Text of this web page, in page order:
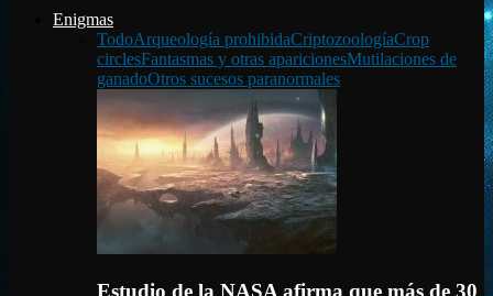
Enigmas
TodoArqueología prohibidaCriptozoologíaCrop
circlesFantasmas y otras aparicionesMutilaciones de
ganadoOtros sucesos paranormales
Estudio de la NASA afirma que más de 30